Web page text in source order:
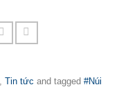
Tin tức and tagged #Núi